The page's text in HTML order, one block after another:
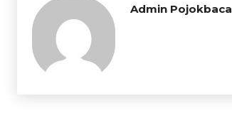
Admin Pojokbaca